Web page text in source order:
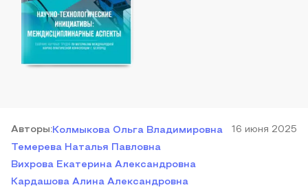
Авторы:Колмыкова Ольга Владимировна
Темерева Наталья Павловна
Вихрова Екатерина Александровна
Кардашова Алина Александровна
16 июня 2025